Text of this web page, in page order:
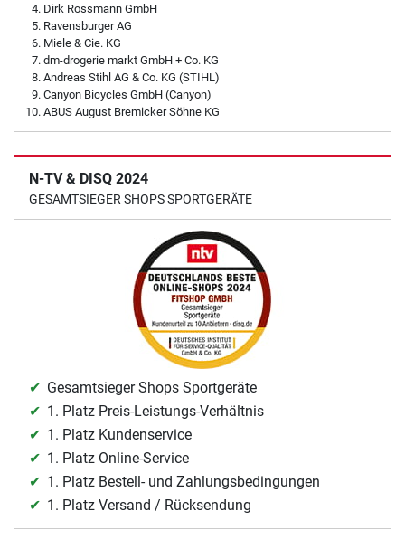
Dirk Rossmann GmbH
Ravensburger AG
Miele & Cie. KG
dm-drogerie markt GmbH + Co. KG
Andreas Stihl AG & Co. KG (STIHL)
Canyon Bicycles GmbH (Canyon)
ABUS August Bremicker Söhne KG
N-TV & DISQ 2024
GESAMTSIEGER SHOPS SPORTGERÄTE
Gesamtsieger Shops Sportgeräte
1. Platz Preis-Leistungs-Verhältnis
1. Platz Kundenservice
1. Platz Online-Service
1. Platz Bestell- und Zahlungsbedingungen
1. Platz Versand / Rücksendung